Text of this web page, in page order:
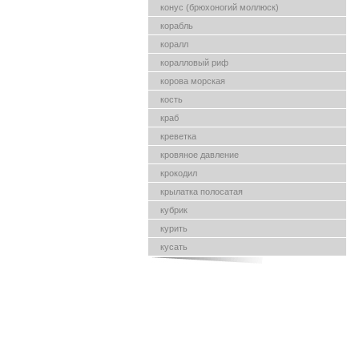
конус (брюхоногий моллюск)
корабль
коралл
коралловый риф
корова морская
кость
краб
креветка
кровяное давление
крокодил
крылатка полосатая
кубрик
курить
кусать